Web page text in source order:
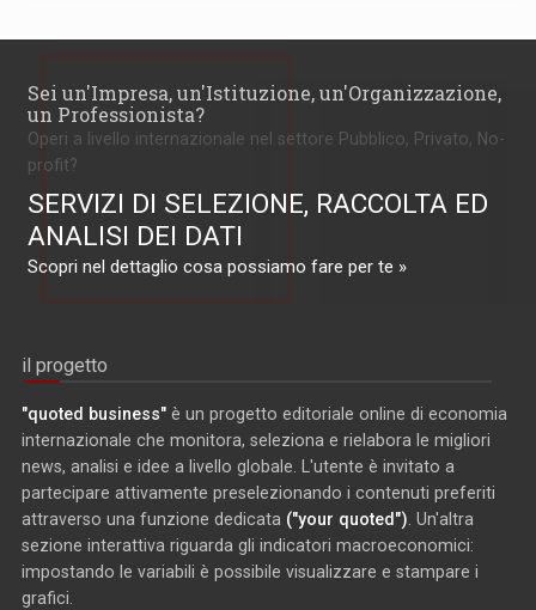
Sei un'Impresa, un'Istituzione, un'Organizzazione,
un Professionista?
Operi a livello internazionale nel settore Pubblico, Privato, No-
profit?
SERVIZI DI SELEZIONE, RACCOLTA ED
ANALISI DEI DATI
Scopri nel dettaglio cosa possiamo fare per te »
il progetto
"quoted business" è un progetto editoriale online di economia
internazionale che monitora, seleziona e rielabora le migliori
news, analisi e idee a livello globale. L'utente è invitato a
partecipare attivamente preselezionando i contenuti preferiti
attraverso una funzione dedicata ("your quoted"). Un'altra
sezione interattiva riguarda gli indicatori macroeconomici:
impostando le variabili è possibile visualizzare e stampare i
grafici.